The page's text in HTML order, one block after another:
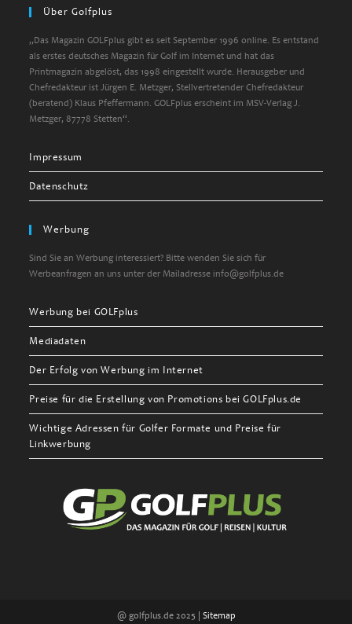
Über Golfplus
„Das Magazin GOLFplus gibt es seit September 1996 online. Es entstand
als erstes deutsches Magazin für Golf im Internet und hat das
Printmagazin abgelöst, das 1998 eingestellt wurde. Herausgeber und
Chefredakteur ist Jürgen E. Metzger, Stellvertretender Chefredakteur
(beratend) Klaus Pfeffermann. GOLFplus erscheint im MSV-Verlag J.
Metzger, 87778 Stetten“.
Impressum
Datenschutz
Werbung
Sind Sie an Werbung interessiert? Bitte wenden Sie sich für
Werbeanfragen an uns unter der Mailadresse info@golfplus.de
Werbung bei GOLFplus
Mediadaten
Der Erfolg von Werbung im Internet
Preise für die Erstellung von Promotions bei GOLFplus.de
Wichtige Adressen für Golfer Formate und Preise für
Linkwerbung
@ golfplus.de 2025 | Sitemap